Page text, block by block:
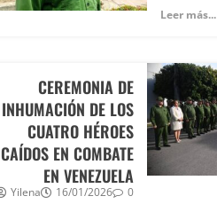
Leer más...
CEREMONIA DE
INHUMACIÓN DE LOS
CUATRO HÉROES
CAÍDOS EN COMBATE
EN VENEZUELA
Yilena 16/01/2026
0